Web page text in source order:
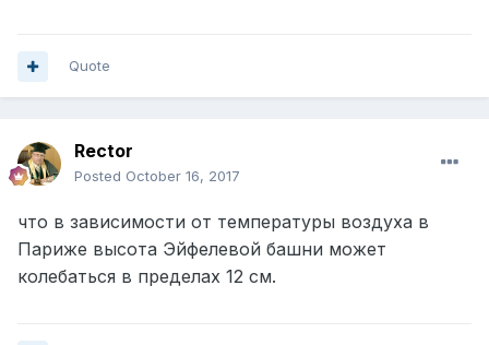
Quote
Rector
Posted October 16, 2017
что в зависимости от температуры воздуха в
Париже высота Эйфелевой башни может
колебаться в пределах 12 см.